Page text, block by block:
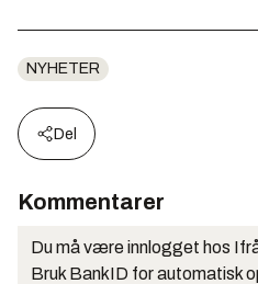
NYHETER
Del
Kommentarer
Du må være innlogget hos
Bruk BankID for automatisk